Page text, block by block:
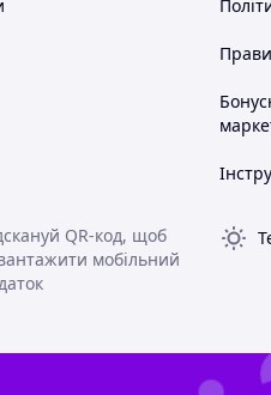
QR-код, щоб
мобільний